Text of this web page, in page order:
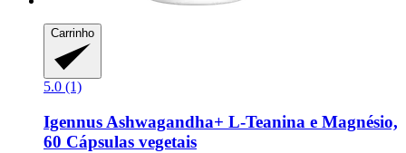
Carrinho
5.0 (1)
Igennus Ashwagandha+ L-​Teanina e Magnésio,
60 Cápsulas vegetais